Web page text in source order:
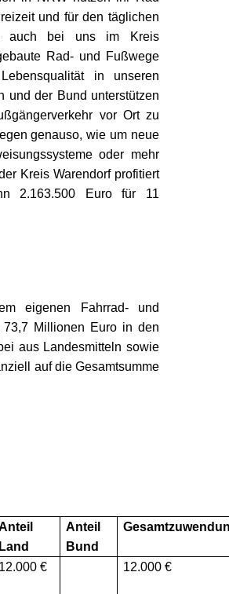
und für den täglichen
auch bei uns im Kreis
Rad- und Fußwege
in unseren
und der Bund unterstützen
vor Ort zu
genauso, wie um neue
oder mehr
Kreis Warendorf profitiert
2.163.500 Euro für 11
eigenen Fahrrad- und
73,7 Millionen Euro in den
aus Landesmitteln sowie
auf die Gesamtsumme
Land
Anteil
Bund
12.000 12.000